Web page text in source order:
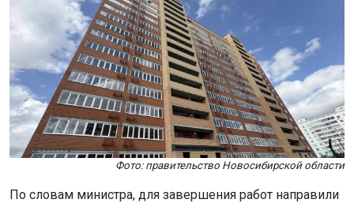
Фото: правительство Новосибирской области
По словам министра, для завершения работ направили